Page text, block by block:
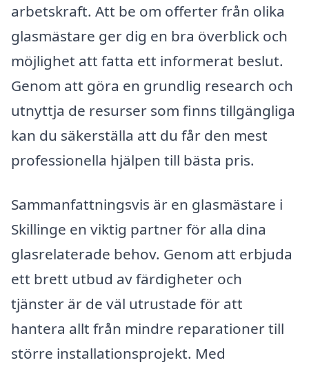
arbetskraft. Att be om offerter från olika
glasmästare ger dig en bra överblick och
möjlighet att fatta ett informerat beslut.
Genom att göra en grundlig research och
utnyttja de resurser som finns tillgängliga
kan du säkerställa att du får den mest
professionella hjälpen till bästa pris.
Sammanfattningsvis är en glasmästare i
Skillinge en viktig partner för alla dina
glasrelaterade behov. Genom att erbjuda
ett brett utbud av färdigheter och
tjänster är de väl utrustade för att
hantera allt från mindre reparationer till
större installationsprojekt. Med